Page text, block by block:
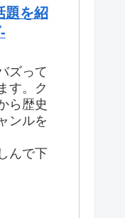
題を紹
ズって
す。ク
ら歴史
ンルを
んで下